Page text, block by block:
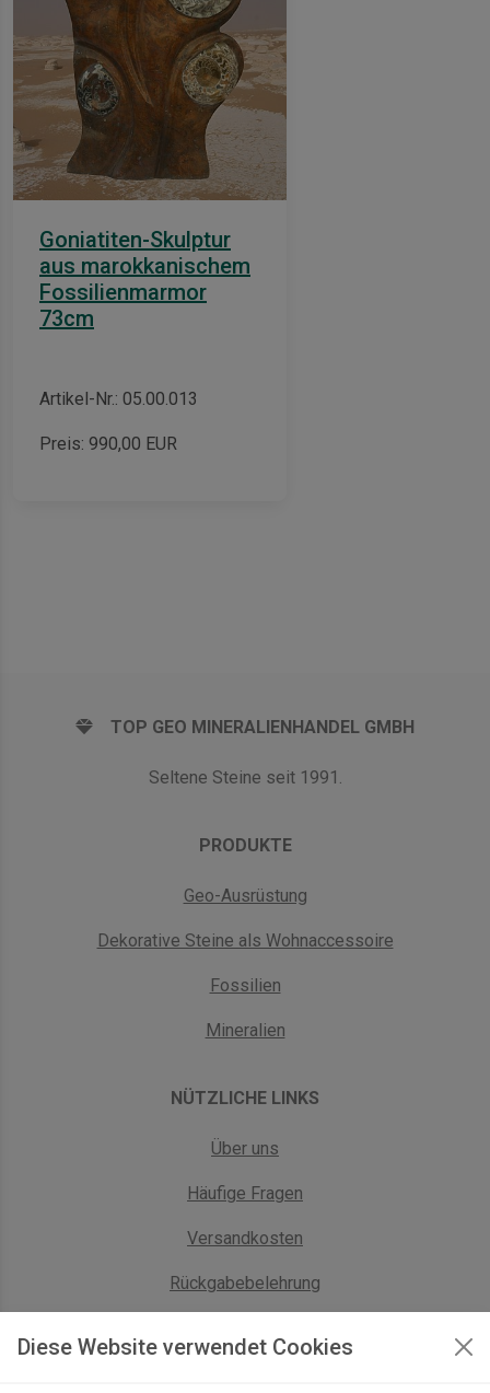
Diese Website verwendet Cookies
Goniatiten-Skulptur
aus marokkanischem
Fossilienmarmor
73cm
Artikel-Nr.: 05.00.013
Preis: 990,00 EUR
TOP GEO MINERALIENHANDEL GMBH
Seltene Steine seit 1991.
PRODUKTE
Geo-Ausrüstung
Dekorative Steine als Wohnaccessoire
Fossilien
Mineralien
NÜTZLICHE LINKS
Über uns
Häufige Fragen
Versandkosten
Rückgabebelehrung